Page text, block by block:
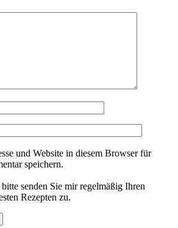
und Website in diesem Browser für
speichern.
senden Sie mir regelmäßig Ihren
Rezepten zu.